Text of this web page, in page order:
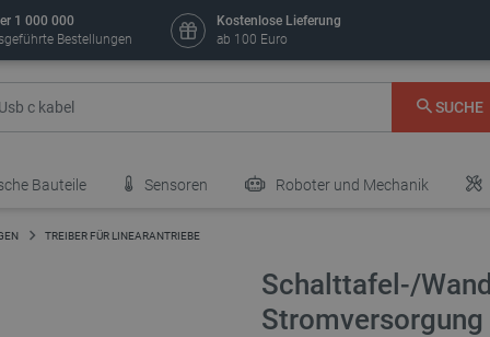
1 000 000
Bestellungen
Kostenlose Lieferung
ab 100 Euro
SUCHE
Bauteile Sensoren Roboter und Mechanik
TREIBER FÜR LINEARANTRIEBE
Schalttafel-/